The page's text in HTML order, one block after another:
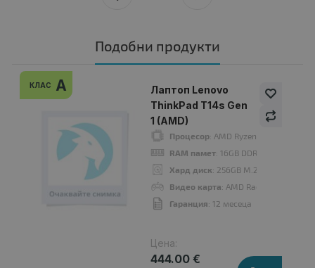
Подобни продукти
КЛАС A
Лаптоп Lenovo
ThinkPad T14s Gen
1 (AMD)
Процесор: AMD Ryzen 7 PRO 4750U
RAM памет: 16GB DDR4 Onboard
Хард диск: 256GB M.2 NVMe SSD
Видео карта: AMD Radeon Graphics
Гаранция: 12 месеца
Цена:
444.00 €